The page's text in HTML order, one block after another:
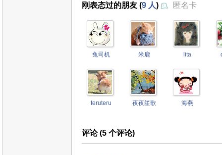
刚表态过的朋友 (9 人) 匿名卡
兔司机 米鹿 lita
teruteru 夜夜笙歌 海燕
评论 (5 个评论)